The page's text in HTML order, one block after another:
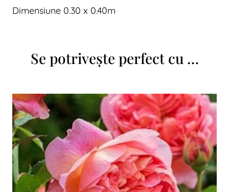
Dimensiune 0.30 x 0.40m
Se potrivește perfect cu …